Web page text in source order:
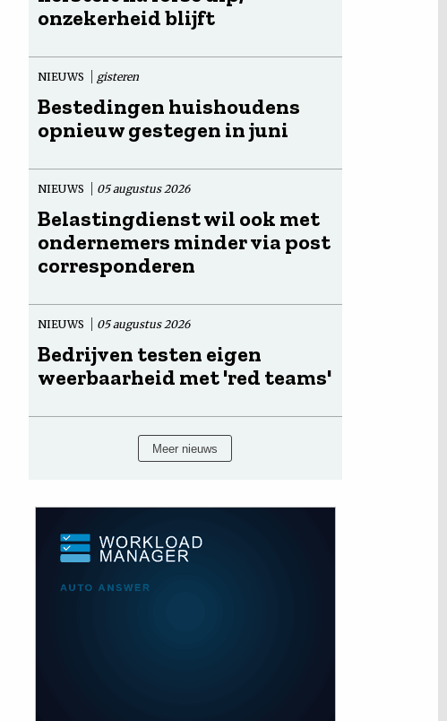
onzekerheid blijft
NIEUWS gisteren
Bestedingen huishoudens
opnieuw gestegen in juni
NIEUWS 05 augustus 2026
Belastingdienst wil ook met
ondernemers minder via post
corresponderen
NIEUWS 05 augustus 2026
Bedrijven testen eigen
weerbaarheid met 'red teams'
Meer nieuws